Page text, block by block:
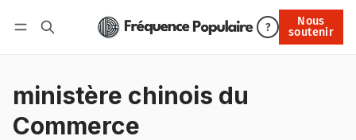
?
Nous
soutenir
Nous soutenir
ministère chinois du
Commerce